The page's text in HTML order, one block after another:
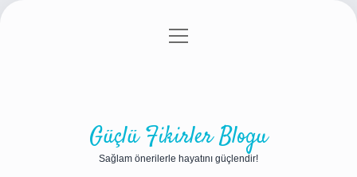
Gizlilik Politikası
menüyü
Güçlü Fikirler Blogu
Sağlam önerilerle hayatını güçlendir!